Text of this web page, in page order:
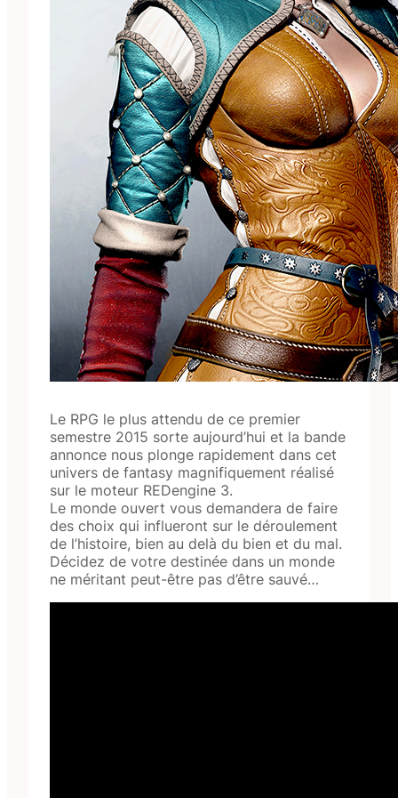
Le RPG le plus attendu de ce premier
semestre 2015 sorte aujourd’hui et la bande
annonce nous plonge rapidement dans cet
univers de fantasy magnifiquement réalisé
sur le moteur REDengine 3.
Le monde ouvert vous demandera de faire
des choix qui influeront sur le déroulement
de l’histoire, bien au delà du bien et du mal.
Décidez de votre destinée dans un monde
ne méritant peut-être pas d’être sauvé…